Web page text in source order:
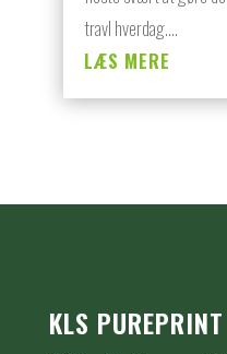
travl hverdag....
LÆS MERE
KLS PUREPRINT